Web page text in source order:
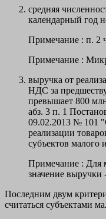
средняя
календарный год
Примечание : п. 2
Примечание :
выручка от
НДС за
превышает 800
абз. 3 п. 1
09.02.2013 № 101
реализации
субъектов малого
Примечание : Для
значение выручки
Последним двум
считаться субъектами